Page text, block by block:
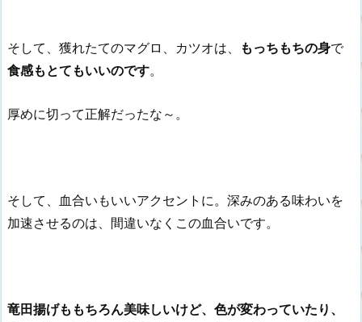
そして、獲れたてのマグロ、カツオは、 もっちもちの身で
食感もとてもいいのです。
厚めに切って正解だったな～。
そして、血合いもいいアクセントに。深みのある味わいを
加速させるのは、間違いなくこの血合いです。
竜田揚げももちろん美味しいけど、色が変わっていたり、